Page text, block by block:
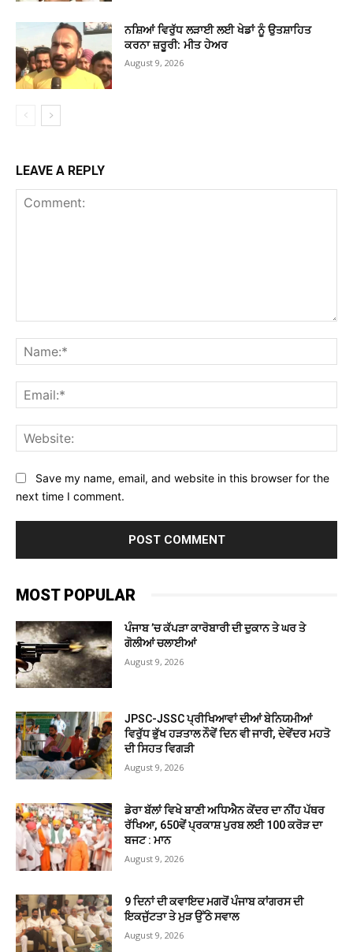
ਨਸ਼ਿਆਂ ਵਿਰੁੱਧ ਲੜਾਈ ਲਈ ਖੇਡਾਂ ਨੂੰ ਉਤਸ਼ਾਹਿਤ
ਕਰਨਾ ਜ਼ਰੂਰੀ: ਮੀਤ ਹੇਅਰ
August 9, 2026
LEAVE A REPLY
Save my name, email, and website in this browser for the
next time I comment.
MOST POPULAR
ਪੰਜਾਬ ’ਚ ਕੱਪੜਾ ਕਾਰੋਬਾਰੀ ਦੀ ਦੁਕਾਨ ਤੇ ਘਰ ਤੇ
ਗੋਲੀਆਂ ਚਲਾਈਆਂ
August 9, 2026
JPSC-JSSC ਪ੍ਰੀਖਿਆਵਾਂ ਦੀਆਂ ਬੇਨਿਯਮੀਆਂ
ਵਿਰੁੱਧ ਭੁੱਖ ਹੜਤਾਲ ਨੌਵੇਂ ਦਿਨ ਵੀ ਜਾਰੀ, ਦੇਵੇਂਦਰ ਮਹਤੋ
ਦੀ ਸਿਹਤ ਵਿਗੜੀ
August 9, 2026
ਡੇਰਾ ਬੱਲਾਂ ਵਿਖੇ ਬਾਣੀ ਅਧਿਐਨ ਕੇਂਦਰ ਦਾ ਨੀਂਹ ਪੱਥਰ
ਰੱਖਿਆ, 650ਵੇਂ ਪ੍ਰਕਾਸ਼ ਪੁਰਬ ਲਈ 100 ਕਰੋੜ ਦਾ
ਬਜਟ : ਮਾਨ
August 9, 2026
9 ਦਿਨਾਂ ਦੀ ਕਵਾਇਦ ਮਗਰੋਂ ਪੰਜਾਬ ਕਾਂਗਰਸ ਦੀ
ਇਕਜੁੱਟਤਾ ਤੇ ਮੁੜ ਉੱਠੇ ਸਵਾਲ
August 9, 2026